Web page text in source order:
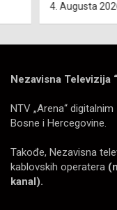
4. Augusta 2026.
Nezavisna Televizija
NTV „Arena“
Bosne i Hercegovine.
Takođe, Nezavisna
kablovskih operatera
kanal).